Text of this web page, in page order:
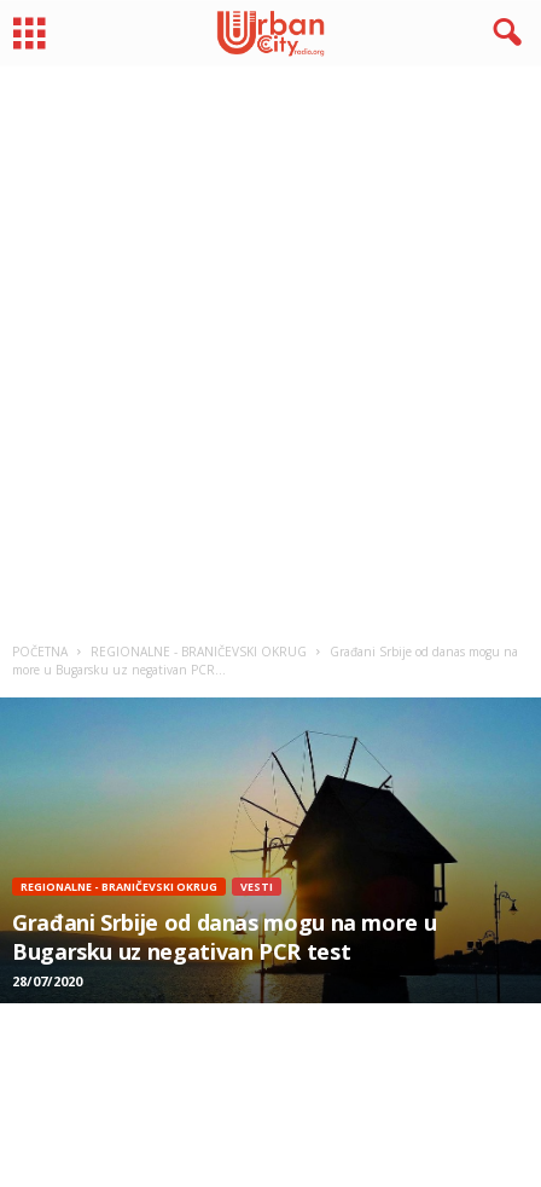
POČETNA REGIONALNE - BRANIČEVSKI OKRUG
Građani Srbije od danas mogu na
more u Bugarsku uz negativan PCR...
REGIONALNE - BRANIČEVSKI OKRUG VESTI
Građani Srbije od danas mogu na more u
Bugarsku uz negativan PCR test
28/07/2020